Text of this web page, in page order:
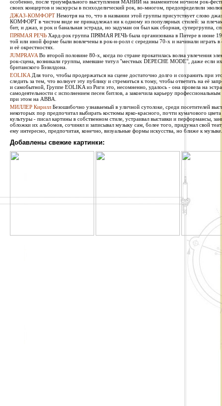
особенно, после триумфального выступления МАНИИ на знаменитом ночном рок-
своих концертов и экскурсы в психоделический рок, во-многом, предопределили
ДЖАЗ-КОМФОРТ Немотря на то, что в названии этой группы присутствует слово
КОМФОРТ в чистом виде не принадлежал ни к одному из популярных стилей: за
бит, и джаз, и рок и банальная эстрада, но задуман он был как сборная, супергруппа,
ПРЯМАЯ РЕЧЬ Хард-рок группа ПРЯМАЯ РЕЧЬ была организована в Питере в июне
той или иной форме были вовлечены в рок-н-ролл с середины 70-х и начинали играть
и её окрестностях.
JUMPRAVA Во второй половине 80-х, когда по стране прокатилась волна увлечения
рок-сцена, возникали группы, имевшие титул "местных DEPECHE MODE", даже если
британского Бэзилдона.
EOLIKA Для того, чтобы продержаться на сцене достаточно долго и сохранить при
следить за тем, что волнует эту публику и стремиться к тому, чтобы ответить на её
и самобытной, Группе EOLIKA из Риги это, несомненно, удалось - она провела на
самодеятельности с исполнением песен битлов, а закончила карьеру
при этом на ABBA.
МИЛЛЕР Кирилл Безошибочно узнаваемый в уличной сутолоке, среди посетителей
некоторых пор предпочитал выбирать костюмы ярко-красного, почти кумачового
культуры - писал картины в собственном стиле, устраивал выставки и перформансы,
обложки их альбомов, сочинял и записывал музыку сам, более того, придумал свой
ему интересно, предпочитая, конечно, визуальные формы искусства, но ближе к музыке.
Добавлены свежие картинки: